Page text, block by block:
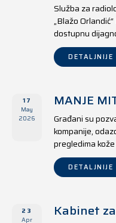
Služba za
„Blažo
dostupnu
svjedoče i
do 17. juna 2026.
DETALJNIJE
17
May
2026
MANJE
Građani su
kompanije,
pregledima
godine u
državnim tako i
DETALJNIJE
23
Apr
Kabinet